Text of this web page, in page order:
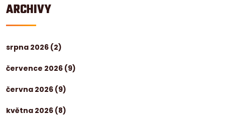
ARCHIVY
srpna 2026 (2)
července 2026 (9)
června 2026 (9)
května 2026 (8)